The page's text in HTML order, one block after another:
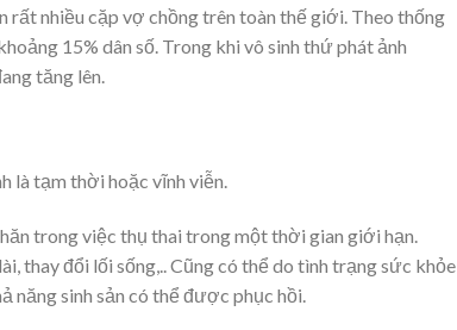
rất nhiều cặp vợ chồng trên toàn thế giới. Theo thống
15% dân số. Trong khi vô sinh thứ phát ảnh
tăng lên.
là tạm thời hoặc vĩnh viễn.
trong việc thụ thai trong một thời gian giới hạn.
thay đổi lối sống,.. Cũng có thể do tình trạng sức khỏe
năng sinh sản có thể được phục hồi.